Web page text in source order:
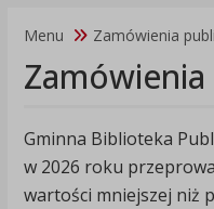
Menu Zamówienia
Gminna Biblioteka
w 2026 roku
wartości mniejszej niż